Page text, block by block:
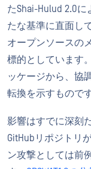
たShai-Hulud 2.0
たな基準に直面し
オープンソースの
標的としています
ッケージから、協
転換を示すものです
影響はすでに深刻
GitHubリポジトリ
ン攻撃としては前